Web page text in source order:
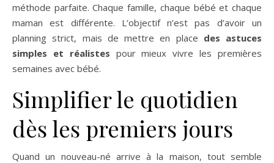
méthode parfaite. Chaque famille, chaque bébé et chaque
maman est différente. L’objectif n’est pas d’avoir un
planning strict, mais de mettre en place des astuces
simples et réalistes pour mieux vivre les premières
semaines avec bébé.
Simplifier le quotidien
dès les premiers jours
Quand un nouveau-né arrive à la maison, tout semble